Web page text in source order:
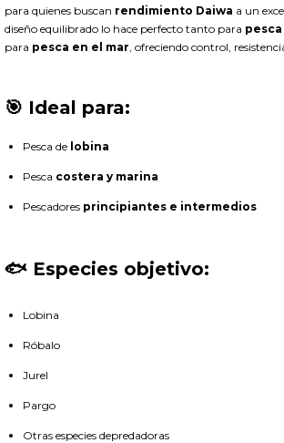
para quienes buscan rendimiento Daiwa a un
diseño equilibrado lo hace perfecto tanto para
para pesca en el mar , ofreciendo control,
🎯 Ideal para:
Pesca de lobina
Pesca costera y marina
Pescadores principiantes e intermedios
🐟 Especies objetivo:
Lobina
Róbalo
Jurel
Pargo
Otras especies depredadoras